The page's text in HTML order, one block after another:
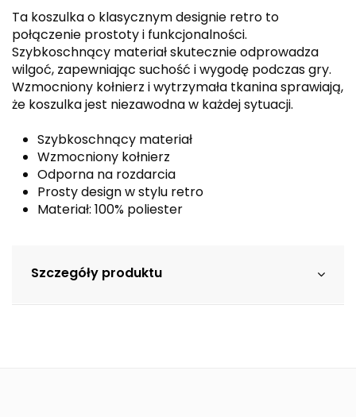
Ta koszulka o klasycznym designie retro to
połączenie prostoty i funkcjonalności.
Szybkoschnący materiał skutecznie odprowadza
wilgoć, zapewniając suchość i wygodę podczas gry.
Wzmocniony kołnierz i wytrzymała tkanina sprawiają,
że koszulka jest niezawodna w każdej sytuacji.
Szybkoschnący materiał
Wzmocniony kołnierz
Odporna na rozdarcia
Prosty design w stylu retro
Materiał: 100% poliester
Szczegóły produktu